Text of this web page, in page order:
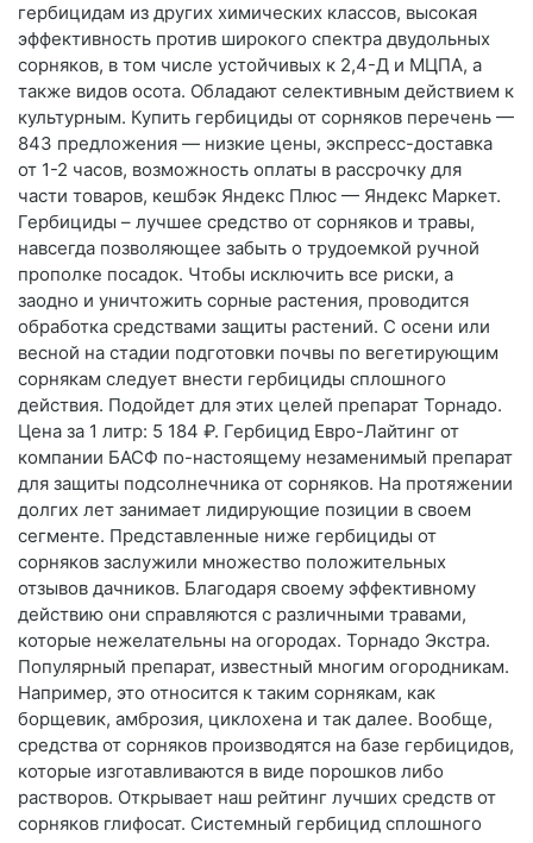
гербицидам из других химических классов, высокая
эффективность против широкого спектра двудольных
сорняков, в том числе устойчивых к 2,4-Д и МЦПА, а
также видов осота. Обладают селективным действием к
культурным. Купить гербициды от сорняков перечень —
843 предложения — низкие цены, экспресс-доставка
от 1-2 часов, возможность оплаты в рассрочку для
части товаров, кешбэк Яндекс Плюс — Яндекс Маркет.
Гербициды – лучшее средство от сорняков и травы,
навсегда позволяющее забыть о трудоемкой ручной
прополке посадок. Чтобы исключить все риски, а
заодно и уничтожить сорные растения, проводится
обработка средствами защиты растений. С осени или
весной на стадии подготовки почвы по вегетирующим
сорнякам следует внести гербициды сплошного
действия. Подойдет для этих целей препарат Торнадо.
Цена за 1 литр: 5 184 ₽. Гербицид Евро-Лайтинг от
компании БАСФ по-настоящему незаменимый препарат
для защиты подсолнечника от сорняков. На протяжении
долгих лет занимает лидирующие позиции в своем
сегменте. Представленные ниже гербициды от
сорняков заслужили множество положительных
отзывов дачников. Благодаря своему эффективному
действию они справляются с различными травами,
которые нежелательны на огородах. Торнадо Экстра.
Популярный препарат, известный многим огородникам.
Например, это относится к таким сорнякам, как
борщевик, амброзия, циклохена и так далее. Вообще,
средства от сорняков производятся на базе гербицидов,
которые изготавливаются в виде порошков либо
растворов. Открывает наш рейтинг лучших средств от
сорняков глифосат. Системный гербицид сплошного